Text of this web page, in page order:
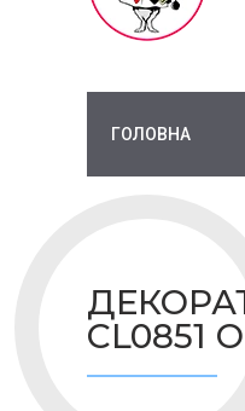
ГОЛОВНА
CL0851